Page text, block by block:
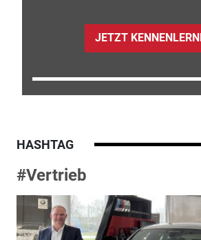
JETZT
HASHTAG
#Vertrieb